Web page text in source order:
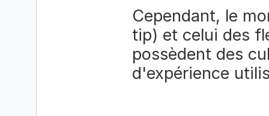
Cependant, le
tip) et celui des
possèdent des
d'expérience